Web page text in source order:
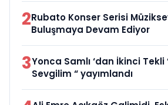
2Rubato Konser Serisi
Buluşmaya Devam Ediyor
3Yonca Samlı ‘dan İkinci Tekli
Sevgilim “ yayımlandı